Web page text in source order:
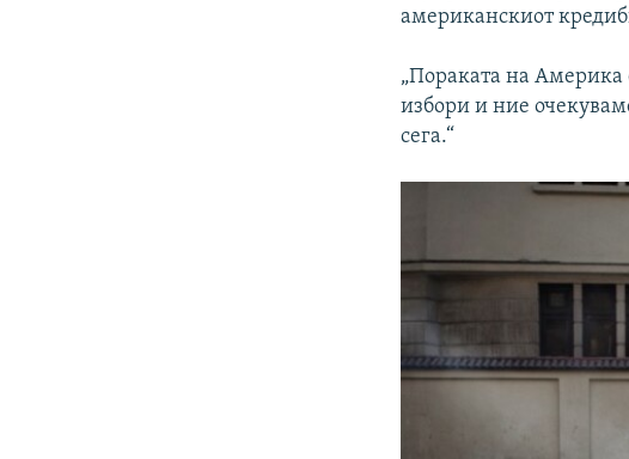
американскиот
„Пораката на
избори и ние
сега.“